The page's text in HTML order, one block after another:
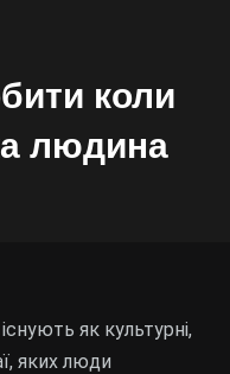
коли
людина
як культурні,
яких люди